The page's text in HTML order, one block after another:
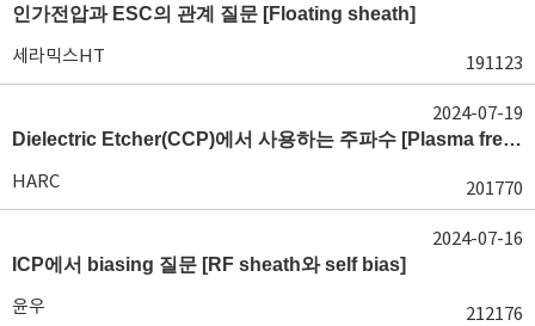
인가전압과 ESC의 관계 질문 [Floating sheath]
세라믹스HT 191123
Dielectric Etcher(CCP)에서 사용하는 주파수 [Plasma frequency 및 RF sheath]
HARC 201770
2024-07-19
ICP에서 biasing 질문 [RF sheath와 self bias]
윤우 212176
2024-07-16